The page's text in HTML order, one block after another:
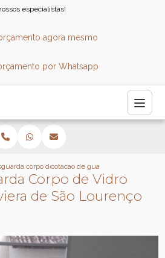
especialistas!
agora mesmo
por Whatsapp
guarda corpo de inoxcotacao de guarda corpo de vidro
Corpo de Vidro
de São Lourenço